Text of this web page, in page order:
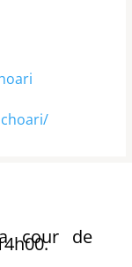
cour de